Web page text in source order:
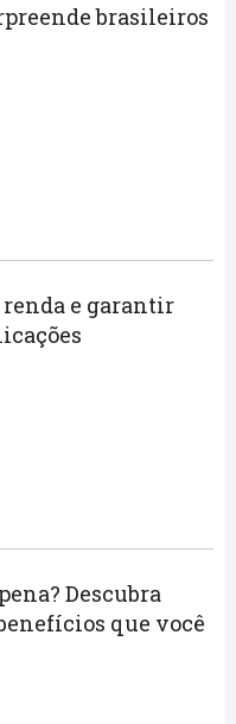
brasileiros
renda e garantir
Descubra
que você